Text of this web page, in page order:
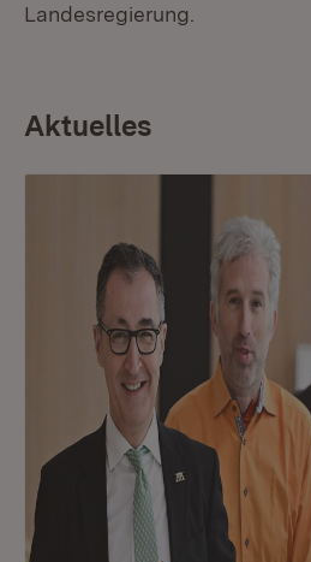
Landesregierung.
Aktuelles